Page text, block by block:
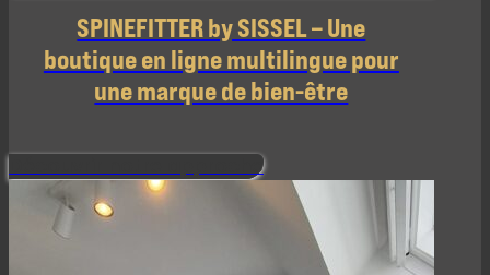
SPINEFITTER by SISSEL – Une
boutique en ligne multilingue pour
une marque de bien-être
Découvrir notre approche